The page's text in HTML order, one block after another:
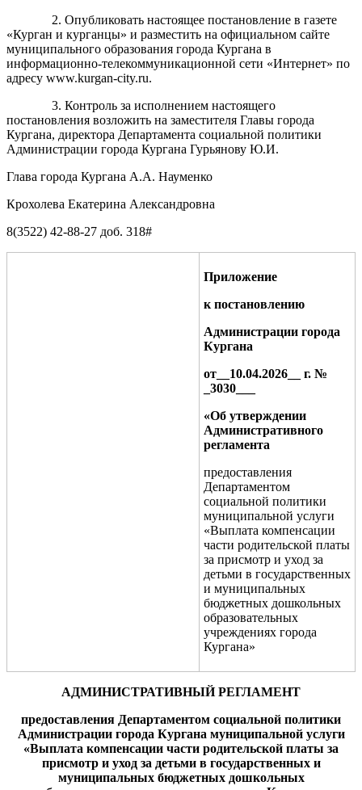
2. Опубликовать настоящее постановление в газете
«Курган и курганцы» и разместить на официальном сайте
муниципального образования города Кургана в
информационно-телекоммуникационной сети «Интернет» по
адресу www.kurgan-city.ru.
3. Контроль за исполнением настоящего
постановления возложить на заместителя Главы города
Кургана, директора Департамента социальной политики
Администрации города Кургана Гурьянову Ю.И.
Глава города Кургана А.А. Науменко
Крохолева Екатерина Александровна
8(3522) 42-88-27 доб. 318#
Приложение
к постановлению
Администрации города
Кургана
от__ 10.04.2026 __ г. №
3030
«Об утверждении
Административного
регламента
предоставления
Департаментом
социальной политики
муниципальной услуги
«Выплата компенсации
части родительской платы
за присмотр и уход за
детьми в государственных
и муниципальных
бюджетных дошкольных
образовательных
учреждениях города
Кургана»
АДМИНИСТРАТИВНЫЙ РЕГЛАМЕНТ
предоставления Департаментом социальной политики
Администрации города Кургана муниципальной услуги
«Выплата компенсации части родительской платы за
присмотр и уход за детьми вгосударственных и
муниципальных бюджетных дошкольных